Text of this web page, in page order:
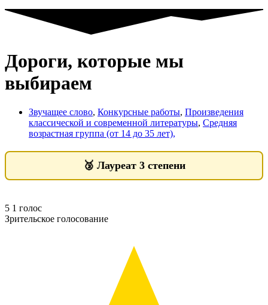
Дороги, которые мы
выбираем
Звучащее слово, Конкурсные работы, Произведения
классической и современной литературы, Средняя
возрастная группа (от 14 до 35 лет),
🥉 Лауреат 3 степени
5 1 голос
Зрительское голосование